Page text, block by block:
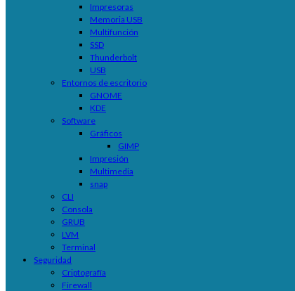
Impresoras
Memoria USB
Multifunción
SSD
Thunderbolt
USB
Entornos de escritorio
GNOME
KDE
Software
Gráficos
GIMP
Impresión
Multimedia
snap
CLI
Consola
GRUB
LVM
Terminal
Seguridad
Criptografía
Firewall